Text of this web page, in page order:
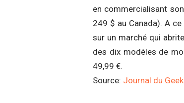
en commercialisant
249 $ au Canada). A
sur un marché qui
des dix modèles de
49,99 €.
Source: Journal du Geek